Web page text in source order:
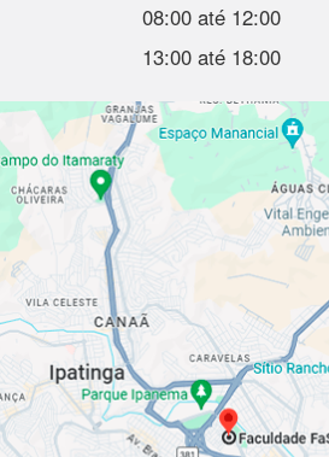
08:00 até 12:00
13:00 até 18:00